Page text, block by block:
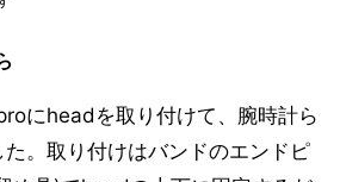
にheadを取り付けて、腕時計ら
た。取り付けはバンドのエンドピ